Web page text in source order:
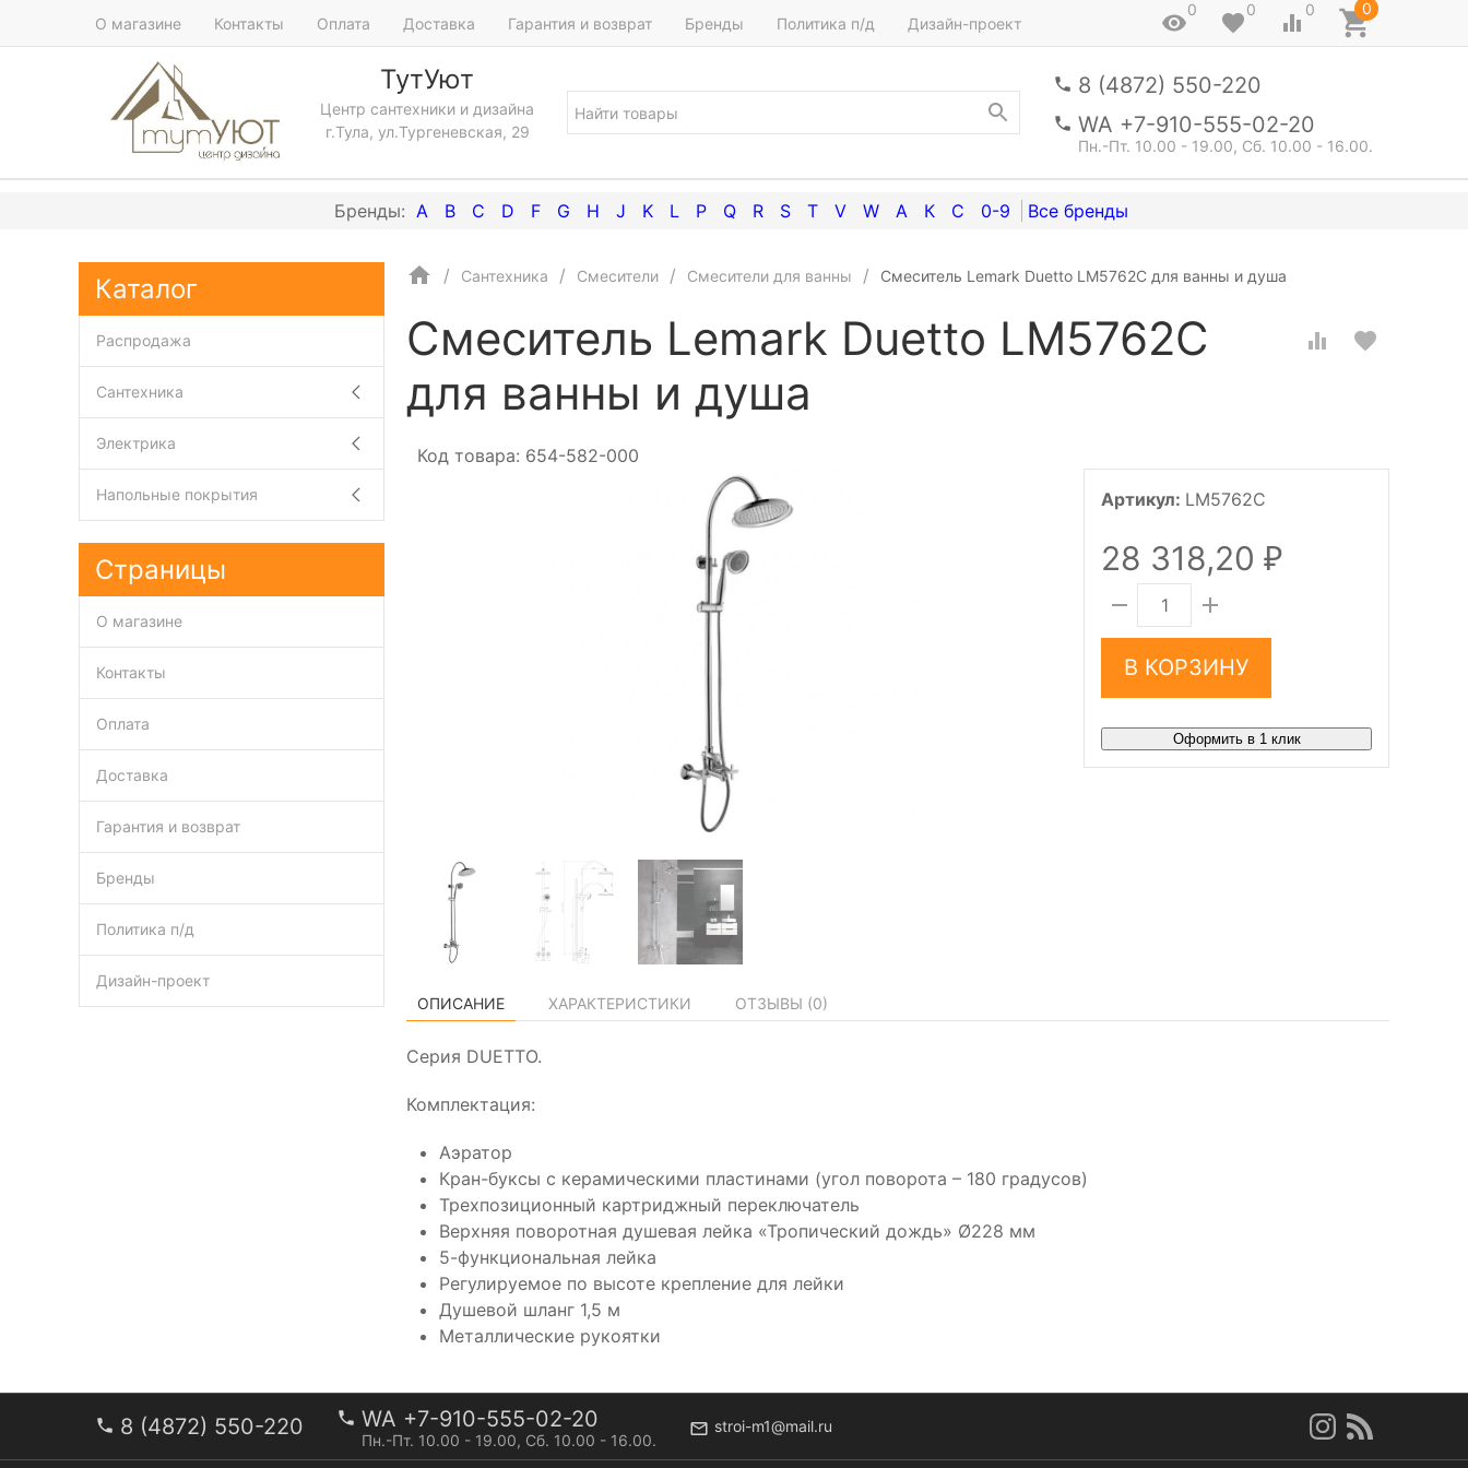
О магазине Контакты Оплата Доставка Гарантия и возврат Бренды Политика п/д Дизайн-проект
0 0 0 0
ТутУют
Центр сантехники и дизайна
г.Тула, ул.Тургеневская, 29
8 (4872) 550-220
WA +7-910-555-02-20
Пн.-Пт. 10.00 - 19.00, Сб. 10.00 - 16.00.
A B C D F G H J K L P Q R S T V W А К С 0-9
Сантехника Смесители Смесители для ванны Смеситель Lemark Duetto LM5762C для ванны и душа
Смеситель Lemark Duetto LM5762C
для ванны и душа
Код товара: 654-582-000
Артикул: LM5762C
28 318,20 ₽
В КОРЗИНУ
Оформить в 1 клик
ОПИСАНИЕ ХАРАКТЕРИСТИКИ ОТЗЫВЫ (0)
Серия DUETTO.
Комплектация:
Аэратор
Кран-буксы с керамическими пластинами (угол поворота – 180 градусов)
Трехпозиционный картриджный переключатель
Верхняя поворотная душевая лейка «Тропический дождь» Ø228 мм
5-функциональная лейка
Регулируемое по высоте крепление для лейки
Душевой шланг 1,5 м
Металлические рукоятки
Каталог
Распродажа
Сантехника
Электрика
Напольные покрытия
Страницы
О магазине
Контакты
Оплата
Доставка
Гарантия и возврат
Бренды
Политика п/д
Дизайн-проект
8 (4872) 550-220 WA +7-910-555-02-20
Пн.-Пт. 10.00 - 19.00, Сб. 10.00 - 16.00.
stroi-m1@mail.ru